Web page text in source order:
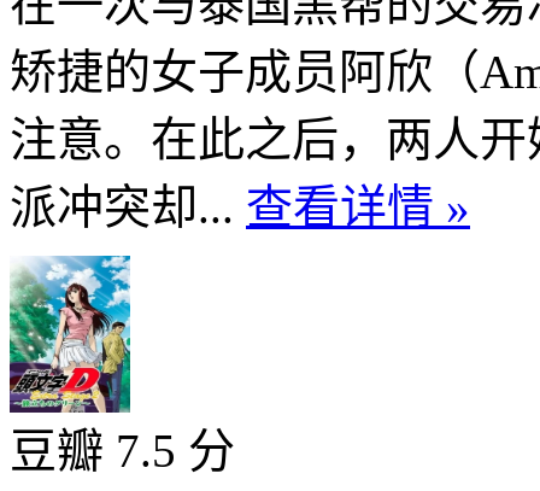
矫捷的女子成员阿欣（
注意。在此之后，两人
派冲突却... 查看详情 »
豆瓣 7.5 分